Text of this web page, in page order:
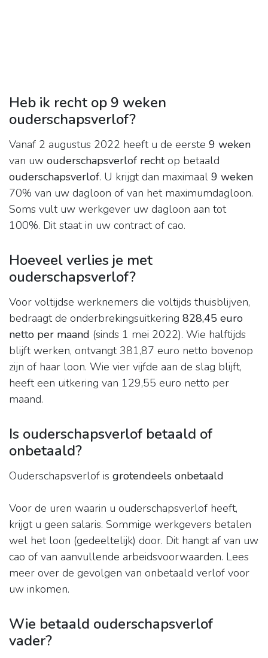
Heb ik recht op 9 weken
ouderschapsverlof?
Vanaf 2 augustus 2022 heeft u de eerste 9 weken
van uw ouderschapsverlof rechtop betaald
ouderschapsverlof. U krijgt dan maximaal 9 weken
70% van uw dagloon of van het maximumdagloon.
Soms vult uw werkgever uw dagloon aan tot
100%. Dit staat in uw contract of cao.
Hoeveel verlies je met
ouderschapsverlof?
Voor voltijdse werknemers die voltijds thuisblijven,
bedraagt de onderbrekingsuitkering 828,45 euro
netto per maand (sinds 1 mei 2022). Wie halftijds
blijft werken, ontvangt 381,87 euro netto bovenop
zijn of haar loon. Wie vier vijfde aan de slag blijft,
heeft een uitkering van 129,55 euro netto per
maand.
Is ouderschapsverlof betaald of
onbetaald?
Ouderschapsverlof is grotendeels onbetaald
Voor de uren waarin u ouderschapsverlof heeft,
krijgt u geen salaris. Sommige werkgevers betalen
wel het loon (gedeeltelijk) door. Dit hangt af van uw
cao of van aanvullende arbeidsvoorwaarden. Lees
meer over de gevolgen van onbetaald verlof voor
uw inkomen.
Wie betaald ouderschapsverlof
vader?